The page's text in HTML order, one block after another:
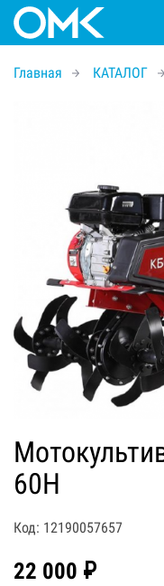
Главная КАТАЛОГ
60Н
Код: 12190057657
22 000 ₽